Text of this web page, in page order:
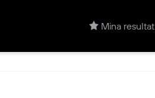
Mina resultat